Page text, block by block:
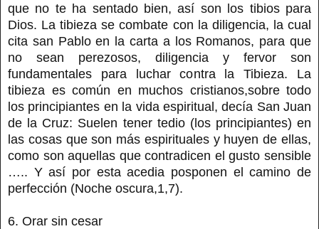
que no te ha sentado bien, así son los tibios para
Dios. La tibieza se combate con la diligencia, la cual
cita san Pablo en la carta a los Romanos, para que
no sean perezosos, diligencia y fervor son
fundamentales para luchar contra la Tibieza. La
tibieza es común en muchos cristianos,sobre todo
los principiantes en la vida espiritual, decía San Juan
de la Cruz: Suelen tener tedio (los principiantes) en
las cosas que son más espirituales y huyen de ellas,
como son aquellas que contradicen el gusto sensible
….. Y así por esta acedia posponen el camino de
perfección (Noche oscura,1,7).
6. Orar sin cesar